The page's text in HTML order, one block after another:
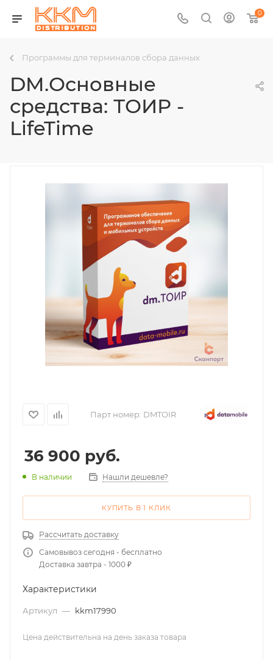
0
Программы для терминалов сбора данных
DM.Основные
средства: ТОИР -
LifeTime
Парт номер: DMTOIR
36 900 руб.
В наличии Нашли дешевле?
КУПИТЬ В 1 КЛИК
Рассчитать доставку
Самовывоз сегодня - бесплатно
Доставка завтра - 1000 ₽
Характеристики
Артикул — kkm17990
Цена действительна на день заказа товара